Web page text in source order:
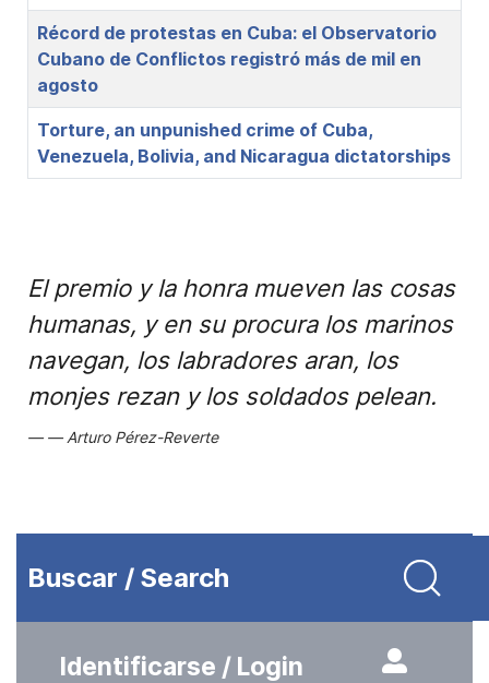
Récord de protestas en Cuba: el Observatorio
Cubano de Conflictos registró más de mil en
agosto
Torture, an unpunished crime of Cuba,
Venezuela, Bolivia, and Nicaragua dictatorships
El premio y la honra mueven las cosas
humanas, y en su procura los marinos
navegan, los labradores aran, los
monjes rezan y los soldados pelean.
Arturo Pérez-Reverte
Buscar / Search
Identificarse / Login